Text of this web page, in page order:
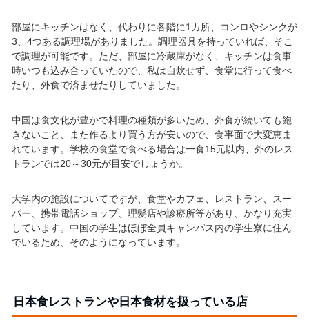
部屋にキッチンはなく、代わりに各階に1カ所、コンロやシンクが
3、4つある調理場がありました。調理器具を持っていれば、そこ
で調理が可能です。ただ、部屋に冷蔵庫がなく、キッチンは食事
時いつも込み合っていたので、私は自炊せず、食堂に行って食べ
たり、外食で済ませたりしていました。
中国は食文化が豊かで料理の種類が多いため、外食が続いても飽
きないこと、また作るより買う方が安いので、食事面で大変恵ま
れています。学校の食堂で食べる場合は一食15元以内、外のレス
トランでは20～30元が目安でしょうか。
大学内の施設についてですが、食堂やカフェ、レストラン、スー
パー、携帯電話ショップ、理髪店や診療所等があり、かなり充実
しています。中国の学生はほぼ全員キャンパス内の学生寮に住ん
でいるため、そのようになっています。
日本食レストランや日本食材を扱っている店